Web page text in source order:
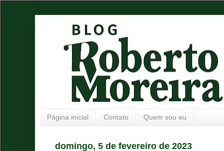
Página inicial Contato Quem sou eu
domingo, 5 de fevereiro de 2023